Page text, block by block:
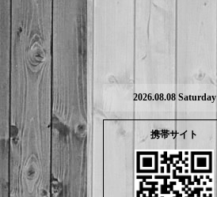
2026.08.08 Saturday
携帯サイト